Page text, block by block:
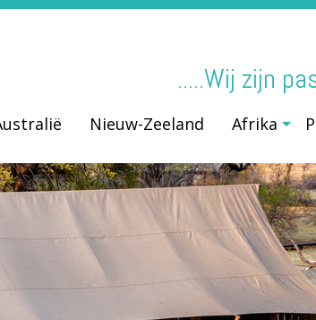
.....Wij zijn
Nieuw-Zeeland Afrika